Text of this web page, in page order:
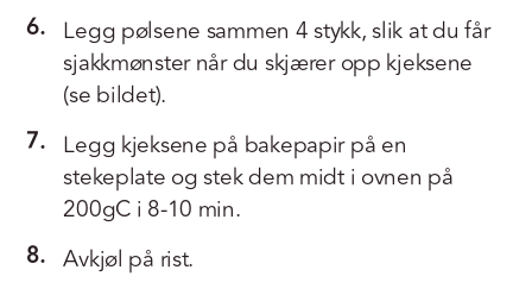
6. Legg pølsene sammen 4 stykk, slik at du får
sjakkmønster når du skjærer opp kjeksene
(se bildet).
7. Legg kjeksene på bakepapir på en
stekeplate og stek dem midt i ovnen på
200gC i 8-10 min.
8. Avkjøl på rist.